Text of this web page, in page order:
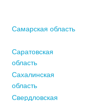
Самарская область
Саратовская
область
Сахалинская
область
Свердловская